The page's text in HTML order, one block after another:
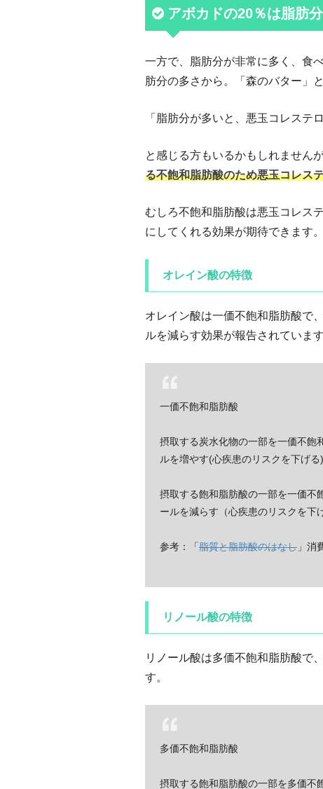
アボカドの20％は脂肪分
一方で、脂肪分が非常に多く、食
肪分の多さから。「森のバター」
「脂肪分が多いと、悪玉コレステ
と感じる方もいるかもしれませんが
る不飽和脂肪酸のため悪玉コレス
むしろ不飽和脂肪酸は悪玉コレス
にしてくれる効果が期待できます。
オレイン酸の特徴
オレイン酸は一価不飽和脂肪酸で
ルを減らす効果が報告されています
一価不飽和脂肪酸
摂取する炭水化物の一部を一価不飽
ルを増やす(心疾患のリスクを下げる
摂取する飽和脂肪酸の一部を一価不
ールを減らす（心疾患のリスクを下
参考：「脂質と脂肪酸のはなし 」消
リノール酸の特徴
リノール酸は多価不飽和脂肪酸で
す。
多価不飽和脂肪酸
摂取する飽和脂肪酸の一部を多価不